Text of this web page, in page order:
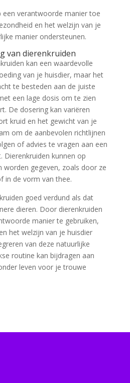
een verantwoorde manier toe
en het welzijn van je
manier ondersteunen.
van dierenkruiden
kan een waardevolle
van je huisdier, maar het
te besteden aan de juiste
een lage dosis om te zien
De dosering kan variëren
kruid en het gewicht van je
om de aanbevolen richtlijnen
of advies te vragen aan een
Dierenkruiden kunnen op
worden gegeven, zoals door ze
in de vorm van thee.
goed verdund als dat
dieren. Door dierenkruiden
manier te gebruiken,
het welzijn van je huisdier
van deze natuurlijke
routine kan bijdragen aan
leven voor je trouwe